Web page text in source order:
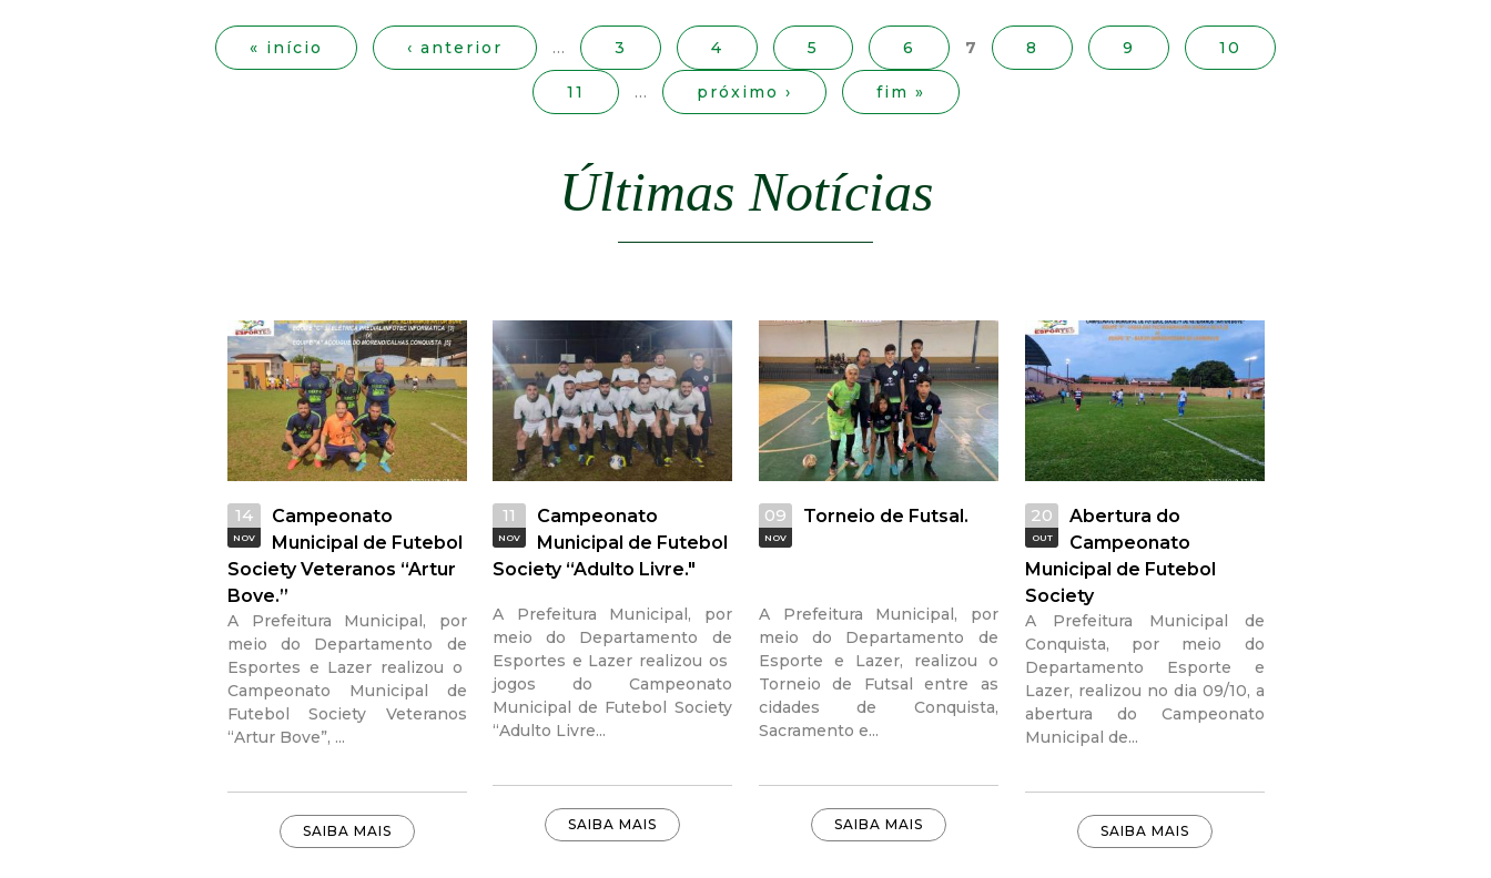
M
u
i
p
a
l
d
e
C
o
n
q
u
á
g
« início ‹ anterior … 3 4 5 6 7 8 9 10
11 … próximo › fim »
Últimas Notícias
14
NOV
Campeonato
Municipal de Futebol
Society Veteranos “Artur
Bove.”
A Prefeitura Municipal, por
meio do Departamento de
Esportes e Lazer realizou o
Campeonato Municipal de
Futebol Society Veteranos
“Artur Bove”, ...
SAIBA MAIS
11
NOV
Campeonato
Municipal de Futebol
Society “Adulto Livre."
A Prefeitura Municipal, por
meio do Departamento de
Esportes e Lazer realizou os
jogos do Campeonato
Municipal de Futebol Society
“Adulto Livre...
SAIBA MAIS
09
NOV
Torneio de Futsal.
A Prefeitura Municipal, por
meio do Departamento de
Esporte e Lazer, realizou o
Torneio de Futsal entre as
cidades de Conquista,
Sacramento e...
SAIBA MAIS
20
OUT
Abertura do
Campeonato
Municipal de Futebol
Society
A Prefeitura Municipal de
Conquista, por meio do
Departamento Esporte e
Lazer, realizou no dia 09/10, a
abertura do Campeonato
Municipal de...
SAIBA MAIS